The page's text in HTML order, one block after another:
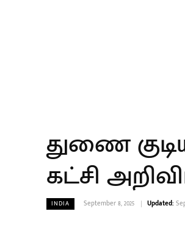
துணை
கட்சி
INDIA September 8, 2025 Updated: